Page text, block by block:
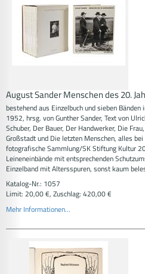
August Sander Menschen des 20.
bestehend aus Einzelbuch und sieben
1952, hrsg. von Gunther Sander, Text von
Schuber, Der Bauer, Der Handwerker, Die
Großstadt und Die letzten Menschen, alles
fotografische Sammlung/SK Stiftung Kultur
Leineneinbände mit entsprechenden
Einzelband mit Altersspuren, sonst kaum
Katalog-Nr.: 1057
Limit: 20,00 €, Zuschlag: 420,00 €
Mehr Informationen...